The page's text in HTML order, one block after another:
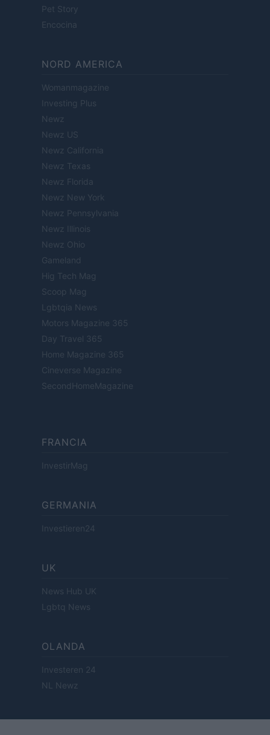
Pet Story
Encocina
NORD AMERICA
Womanmagazine
Investing Plus
Newz
Newz US
Newz California
Newz Texas
Newz Florida
Newz New York
Newz Pennsylvania
Newz Illinois
Newz Ohio
Gameland
Hig Tech Mag
Scoop Mag
Lgbtqia News
Motors Magazine 365
Day Travel 365
Home Magazine 365
Cineverse Magazine
SecondHomeMagazine
FRANCIA
InvestirMag
GERMANIA
Investieren24
UK
News Hub UK
Lgbtq News
OLANDA
Investeren 24
NL Newz